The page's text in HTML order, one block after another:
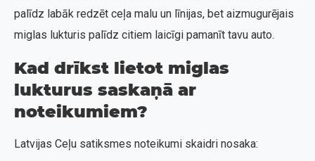
palīdz labāk redzēt ceļa malu un līnijas, bet aizmugurējais
miglas lukturis palīdz citiem laicīgi pamanīt tavu auto.
Kad drīkst lietot miglas
lukturus saskaņā ar
noteikumiem?
Latvijas Ceļu satiksmes noteikumi skaidri nosaka: